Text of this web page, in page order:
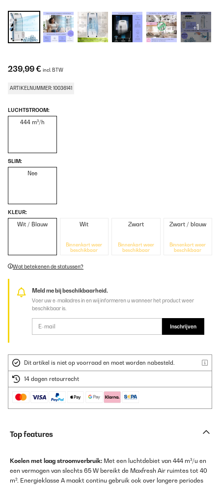
+1
239,99 € incl. BTW
ARTIKELNUMMER: 10036141
LUCHTSTROOM:
444 m³/h
SLIM:
Nee
KLEUR:
Wit / Blauw Wit
Binnenkort weer
beschikbaar
Zwart
Binnenkort weer
beschikbaar
Zwart / blauw
Binnenkort weer
beschikbaar
Wat betekenen de statussen?
Meld me bij beschikbaarheid.
Voer uw e-mailadres in en wij informeren u wanneer het product weer
beschikbaar is.
Inschrijven
Dit artikel is niet op voorraad en moet worden nabesteld.
14 dagen retourrecht
Top features
Koelen met laag stroomverbruik: Met een luchtdebiet van 444 m³/u en
een vermogen van slechts 65 W bereikt de Maxfresh Air ruimtes tot 40
m². Energieklasse A maakt continu gebruik ook over langere periodes